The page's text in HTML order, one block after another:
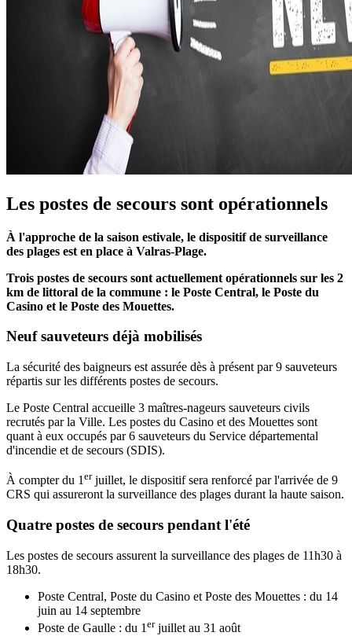
Les postes de secours sont opérationnels
À l'approche de la saison estivale, le dispositif de surveillance
des plages est en place à Valras-Plage.
Trois postes de secours sont actuellement opérationnels sur les 2
km de littoral de la commune : le Poste Central, le Poste du
Casino et le Poste des Mouettes.
Neuf sauveteurs déjà mobilisés
La sécurité des baigneurs est assurée dès à présent par 9 sauveteurs
répartis sur les différents postes de secours.
Le Poste Central accueille 3 maîtres-nageurs sauveteurs civils
recrutés par la Ville. Les postes du Casino et des Mouettes sont
quant à eux occupés par 6 sauveteurs du Service départemental
d'incendie et de secours (SDIS).
À compter du 1 erjuillet, le dispositif sera renforcé par l'arrivée de 9
CRS qui assureront la surveillance des plages durant la haute saison.
Quatre postes de secours pendant l'été
Les postes de secours assurent la surveillance des plages de 11h30 à
18h30.
Poste Central, Poste du Casino et Poste des Mouettes : du 14
juin au 14 septembre
Poste de Gaulle : du 1 erjuillet au 31 août